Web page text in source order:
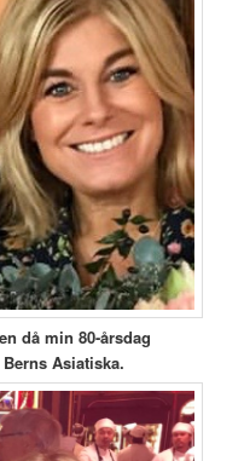
då min 80-årsdag
Asiatiska.